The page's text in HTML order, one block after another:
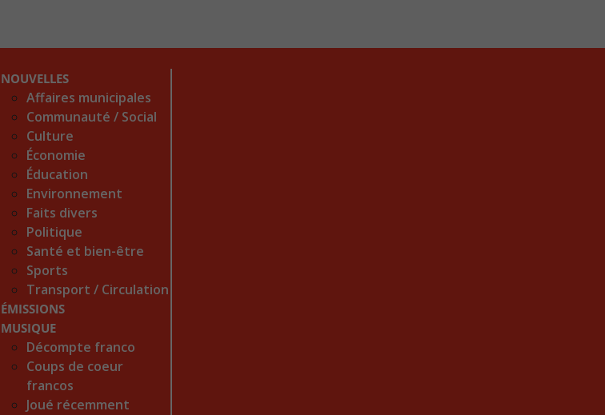
NOUVELLES
Affaires municipales
Communauté / Social
Culture
Économie
Éducation
Environnement
Faits divers
Politique
Santé et bien-être
Sports
Transport / Circulation
ÉMISSIONS
MUSIQUE
Décompte franco
Coups de coeur
francos
Joué récemment